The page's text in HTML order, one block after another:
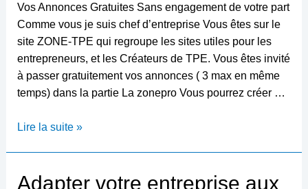
Vos Annonces Gratuites Sans engagement de votre part
Comme vous je suis chef d’entreprise Vous êtes sur le
site ZONE-TPE qui regroupe les sites utiles pour les
entrepreneurs, et les Créateurs de TPE. Vous êtes invité
à passer gratuitement vos annonces ( 3 max en même
temps) dans la partie La zonepro Vous pourrez créer …
Gratuit
Lire la suite »
Adapter votre entreprise aux